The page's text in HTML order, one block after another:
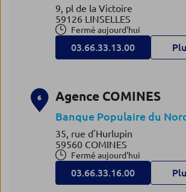
9, pl de la Victoire
59126 LINSELLES
Fermé aujourd'hui
03.66.33.13.00
6 Agence COMINES
Banque Populaire du
35, rue d'Hurlupin
59560 COMINES
Fermé aujourd'hui
03.66.33.16.00